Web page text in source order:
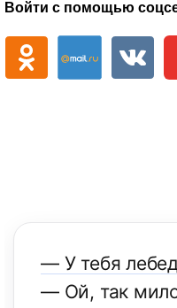
Войти с помощью
— У тебя
— Ой, так